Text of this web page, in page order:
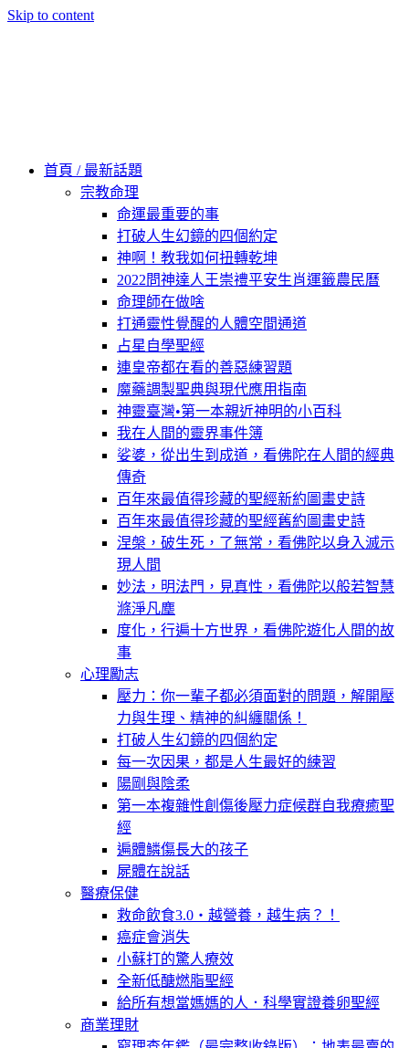
Skip to content
首頁 / 最新話題
宗教命理
命運最重要的事
打破人生幻鏡的四個約定
神啊！教我如何扭轉乾坤
2022問神達人王崇禮平安生肖運籤農民曆
命理師在做啥
打通靈性覺醒的人體空間通道
占星自學聖經
連皇帝都在看的善惡練習題
魔藥調製聖典與現代應用指南
神靈臺灣•第一本親近神明的小百科
我在人間的靈界事件簿
娑婆，從出生到成道，看佛陀在人間的經典
傳奇
百年來最值得珍藏的聖經新約圖畫史詩
百年來最值得珍藏的聖經舊約圖畫史詩
涅槃，破生死，了無常，看佛陀以身入滅示
現人間
妙法，明法門，見真性，看佛陀以般若智慧
滌淨凡塵
度化，行遍十方世界，看佛陀遊化人間的故
事
心理勵志
壓力：你一輩子都必須面對的問題，解開壓
力與生理、精神的糾纏關係！
打破人生幻鏡的四個約定
每一次因果，都是人生最好的練習
陽剛與陰柔
第一本複雜性創傷後壓力症候群自我療癒聖
經
遍體鱗傷長大的孩子
屍體在說話
醫療保健
救命飲食3.0‧越營養，越生病？！
癌症會消失
小蘇打的驚人療效
全新低醣燃脂聖經
給所有想當媽媽的人．科學實證養卵聖經
商業理財